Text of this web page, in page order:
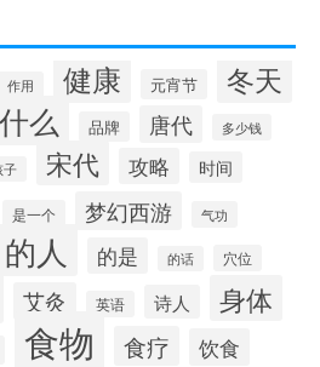
作用 健康 元宵节 冬天
么 品牌 唐代 多少钱
子 宋代 攻略 时间
是一个 梦幻西游 气功
的人 的是 的话 穴位
艾灸 英语 诗人 身体
食物 食疗 饮食